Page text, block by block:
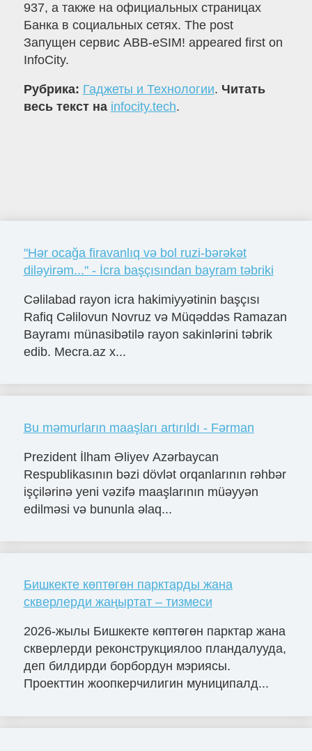
937, а также на официальных страницах
Банка в социальных сетях. The post
Запущен сервис ABB-eSIM! appeared first on
InfoCity.
Рубрика: Гаджеты и Технологии. Читать
весь текст на infocity.tech.
"Hər ocağa firavanlıq və bol ruzi-bərəkət
diləyirəm..." - İcra başçısından bayram təbriki
Cəlilabad rayon icra hakimiyyətinin başçısı
Rafiq Cəlilovun Novruz və Müqəddəs Ramazan
Bayramı münasibətilə rayon sakinlərini təbrik
edib. Mecra.az x...
Bu məmurların maaşları artırıldı - Fərman
Prezident İlham Əliyev Azərbaycan
Respublikasının bəzi dövlət orqanlarının rəhbər
işçilərinə yeni vəzifə maaşlarının müəyyən
edilməsi və bununla əlaq...
Бишкекте көптөгөн парктарды жана
скверлерди жаңыртат – тизмеси
2026-жылы Бишкекте көптөгөн парктар жана
скверлерди реконструкциялоо пландалууда,
деп билдирди борбордун мэриясы.
Проекттин жоопкерчилигин муниципалд...